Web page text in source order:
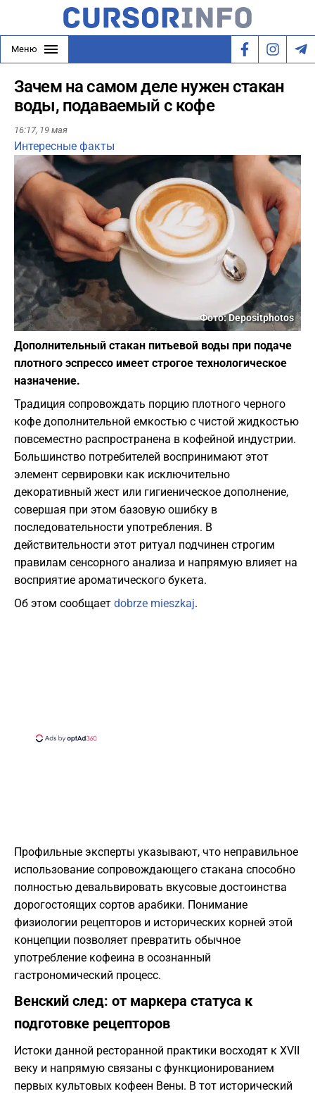
Меню
Зачем на самом деле нужен стакан
воды, подаваемый с кофе
16:17, 19 мая
Интересные факты
Фото: Depositphotos
Дополнительный стакан питьевой воды при подаче
плотного эспрессо имеет строгое технологическое
назначение.
Традиция сопровождать порцию плотного черного
кофе дополнительной емкостью с чистой жидкостью
повсеместно распространена в кофейной индустрии.
Большинство потребителей воспринимают этот
элемент сервировки как исключительно
декоративный жест или гигиеническое дополнение,
совершая при этом базовую ошибку в
последовательности употребления. В
действительности этот ритуал подчинен строгим
правилам сенсорного анализа и напрямую влияет на
восприятие ароматического букета.
Об этом сообщает dobrze mieszkaj.
Профильные эксперты указывают, что неправильное
использование сопровождающего стакана способно
полностью девальвировать вкусовые достоинства
дорогостоящих сортов арабики. Понимание
физиологии рецепторов и исторических корней этой
концепции позволяет превратить обычное
употребление кофеина в осознанный
гастрономический процесс.
Венский след: от маркера статуса к
подготовке рецепторов
Истоки данной ресторанной практики восходят к XVII
веку и напрямую связаны с функционированием
первых культовых кофеен Вены. В тот исторический